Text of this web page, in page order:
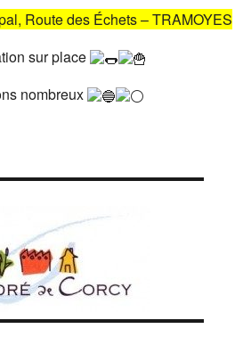
Route des Échets – TRAMOYES
sur place
nombreux